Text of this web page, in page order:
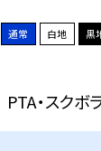
通常 白地 黒
PTA・スクボ